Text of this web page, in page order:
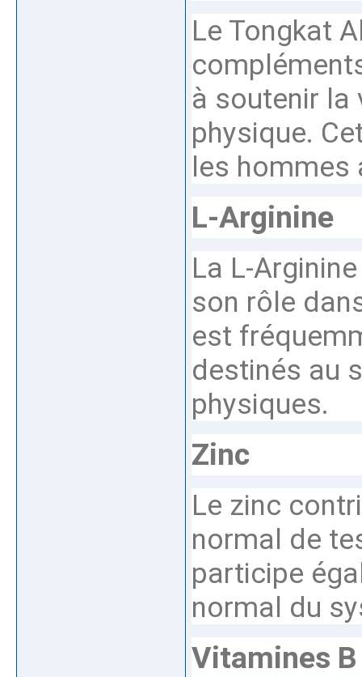
Le Tongkat
à soutenir la
physique.
les
L-Arginine
La L-
son rôle
est
destinés au
physiques.
Zinc
Le zinc
normal de
participe
normal du
Vitamines B